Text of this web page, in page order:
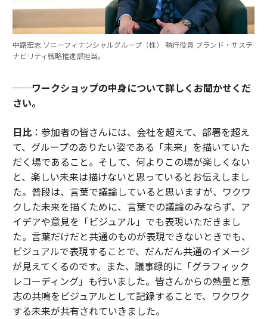
中路宏志 ソニーフィナンシャルグループ（株） 執行役員 ブランド・サステ
ナビリティ戦略推進部担当。
──ワークショップの中身について詳しくお聞かせくだ
さい。
日比：参加者の皆さんには、会社を超えて、部署を超え
て、グループのありたい姿である「未来」を描いていた
だく場であること。そして、何よりこの場が楽しくない
と、楽しい未来は描けないと思っているとお伝えしまし
た。普段は、言葉で議論していると思いますが、ワクワ
クした未来を描くために、言葉での議論のみならず、ア
イデアや意見を「ビジュアル」でも表現いただきまし
た。言葉だけだと共通のものが表現できないときでも、
ビジュアルで表現することで、だんだん共通のイメージ
が見えてくるのです。また、議事録的に「グラフィック
レコーディング」も行いました。皆さんからの熱量と意
志の共鳴をビジュアルとして記録することで、ワクワク
する未来が共有されていきました。